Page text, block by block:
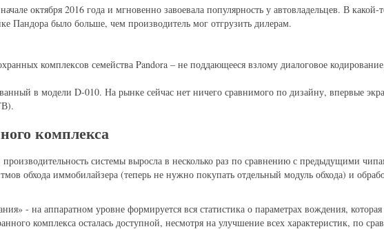
октября 2016 года и мгновенно завоевала популярность у автовладельцев. В какой-
Пандора было больше, чем производитель мог отгрузить дилерам.
комплексов семейства Pandora – не поддающееся взлому диалоговое
в модели D-010. На рынке сейчас нет ничего сравнимого по дизайну, впервые
комплекса
системы выросла в несколько раз по сравнению с предыдущими
обхода иммобилайзера (теперь не нужно покупать отдельный модуль обхода) и
- на аппаратном уровне формируется вся статистика о параметрах вождения,
комплекса осталась доступной, несмотря на улучшение всех характеристик, по